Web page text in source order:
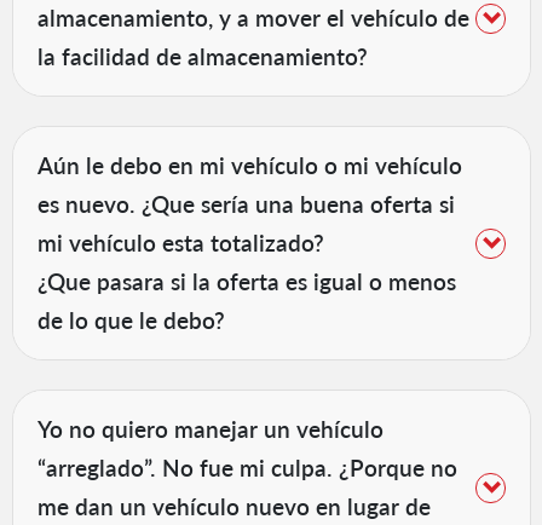
almacenamiento, y a mover el vehículo de
la facilidad de almacenamiento?
Aún le debo en mi vehículo o mi vehículo
es nuevo. ¿Que sería una buena oferta si
mi vehículo esta totalizado?
¿Que pasara si la oferta es igual o menos
de lo que le debo?
Yo no quiero manejar un vehículo
“arreglado”. No fue mi culpa. ¿Porque no
me dan un vehículo nuevo en lugar de